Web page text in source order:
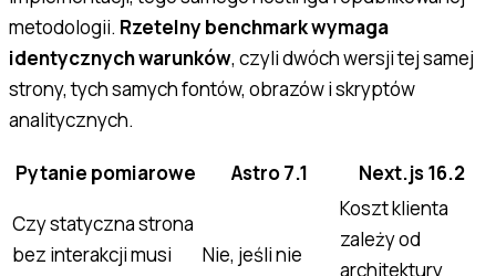
metodologii. Rzetelny benchmark wymaga
identycznych warunków, czyli dwóch wersji tej samej
strony, tych samych fontów, obrazów i skryptów
analitycznych.
Pytanie pomiarowe Astro 7.1
Next.js 16.2
Czy statyczna strona
bez interakcji musi
Nie, jeśli nie
Koszt klienta
zależy od
architektury